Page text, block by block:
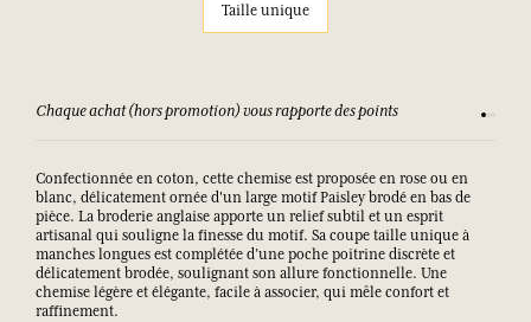
Taille unique
Chaque achat (hors promotion) vous rapporte des points
Confectionnée en coton, cette chemise est proposée en rose ou en
blanc, délicatement ornée d'un large motif Paisley brodé en bas de
pièce. La broderie anglaise apporte un relief subtil et un esprit
artisanal qui souligne la finesse du motif. Sa coupe taille unique à
manches longues est complétée d’une poche poitrine discrète et
délicatement brodée, soulignant son allure fonctionnelle. Une
chemise légère et élégante, facile à associer, qui mêle confort et
raffinement.